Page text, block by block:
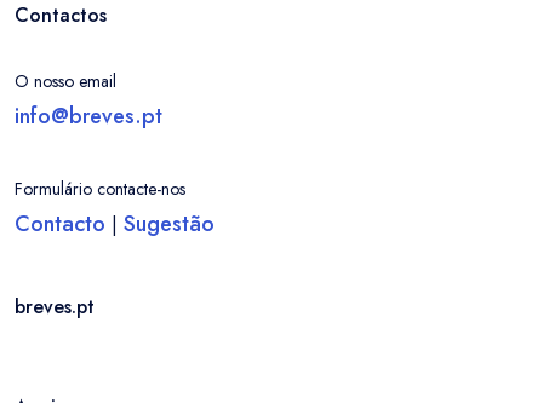
Contactos
O nosso email
info@breves.pt
Formulário contacte-nos
Contacto | Sugestão
breves.pt